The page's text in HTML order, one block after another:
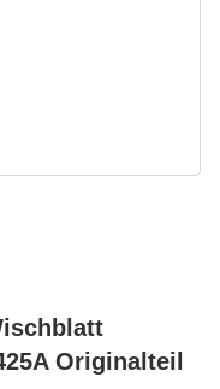
Originalteil